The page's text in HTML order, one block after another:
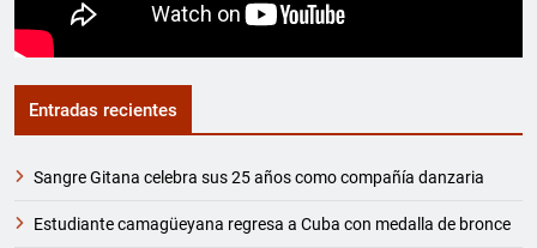
Entradas recientes
Sangre Gitana celebra sus 25 años como compañía danzaria
Estudiante camagüeyana regresa a Cuba con medalla de bronce